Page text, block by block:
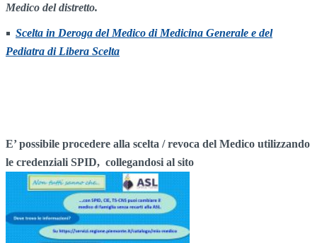
Medico del distretto.
Scelta in Deroga del Medico di Medicina Generale e del
Pediatra di Libera Scelta
E’ possibile procedere alla scelta / revoca del Medico utilizzando
le credenziali SPID, collegandosi al sito